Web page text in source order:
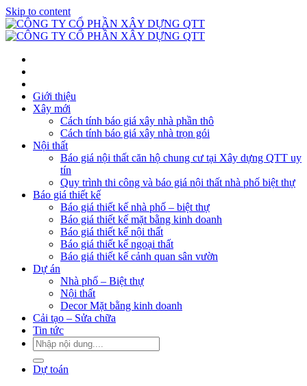
Skip to content
Giới thiệu
Xây mới
Cách tính báo giá xây nhà phần thô
Cách tính báo giá xây nhà trọn gói
Nội thất
Báo giá nội thất căn hộ chung cư tại Xây dựng QTT uy
tín
Quy trình thi công và báo giá nội thất nhà phố biệt thự
Báo giá thiết kế
Báo giá thiết kế nhà phố – biệt thự
Báo giá thiết kế mặt bằng kinh doanh
Báo giá thiết kế nội thất
Báo giá thiết kế ngoại thất
Báo giá thiết kế cảnh quan sân vườn
Dự án
Nhà phố – Biệt thự
Nội thất
Decor Mặt bằng kinh doanh
Cải tạo – Sửa chữa
Tin tức
Dự toán